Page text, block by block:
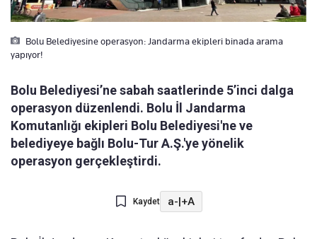
Bolu Belediyesine operasyon: Jandarma ekipleri binada arama
yapıyor!
Bolu Belediyesi’ne sabah saatlerinde 5’inci dalga
operasyon düzenlendi. Bolu İl Jandarma
Komutanlığı ekipleri Bolu Belediyesi'ne ve
belediyeye bağlı Bolu-Tur A.Ş.'ye yönelik
operasyon gerçekleştirdi.
Kaydet a-|+A